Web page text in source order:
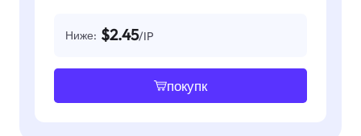
Ниже: $2.45/IP
покупк